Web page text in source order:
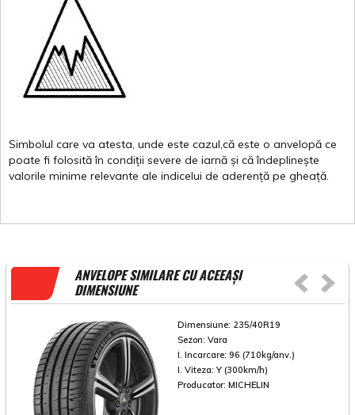
Simbolul care va atesta, unde este cazul,că este o anvelopă ce
poate fi folosită în condiții severe de iarnă și că îndeplinește
valorile minime relevante ale indicelui de aderență pe gheață.
ANVELOPE SIMILARE CU ACEEAȘI
DIMENSIUNE
Dimensiune: 235/40R19
Sezon: Vara
I. Incarcare: 96 (710kg/anv.)
I. Viteza: Y (300km/h)
Producator: MICHELIN